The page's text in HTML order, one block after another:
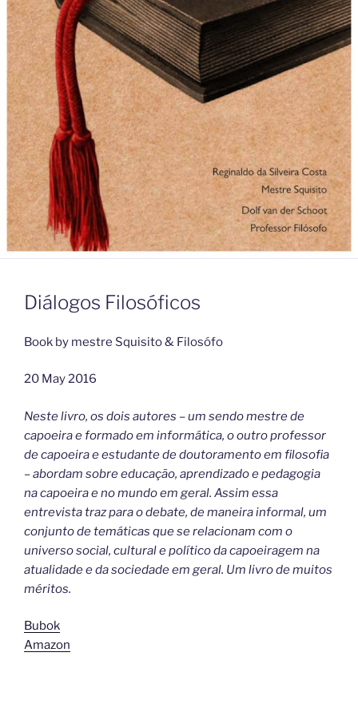
Diálogos Filosóficos
Book by mestre Squisito & Filosófo
20 May 2016
Neste livro, os dois autores – um sendo mestre de
capoeira e formado em informática, o outro professor
de capoeira e estudante de doutoramento em filosofia
– abordam sobre educação, aprendizado e pedagogia
na capoeira e no mundo em geral. Assim essa
entrevista traz para o debate, de maneira informal, um
conjunto de temáticas que se relacionam com o
universo social, cultural e político da capoeiragem na
atualidade e da sociedade em geral. Um livro de muitos
méritos.
Bubok
Amazon